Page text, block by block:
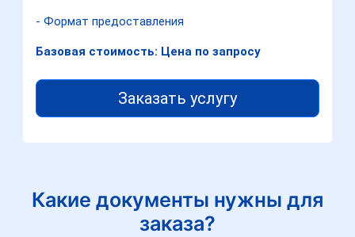
- Формат предоставления
Базовая стоимость: Цена по запросу
Заказать услугу
Какие документы нужны для
заказа?